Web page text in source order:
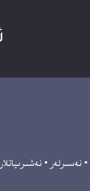
•نەسىرلەر •نەشىرىياتلار